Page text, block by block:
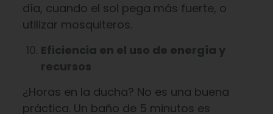
día, cuando el sol pega más fuerte, o
utilizar mosquiteros.
Eficiencia en el uso de energía y
recursos
¿Horas en la ducha? No es una buena
práctica. Un baño de 5 minutos es